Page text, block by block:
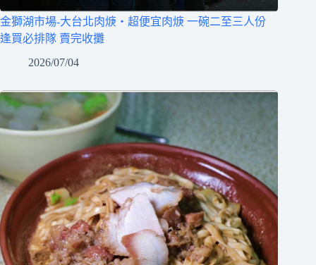
金獅湖市場-大台北肉焿‧超便宜肉焿 一碗二至三人份
逢買必排隊 賣完收攤
2026/07/04